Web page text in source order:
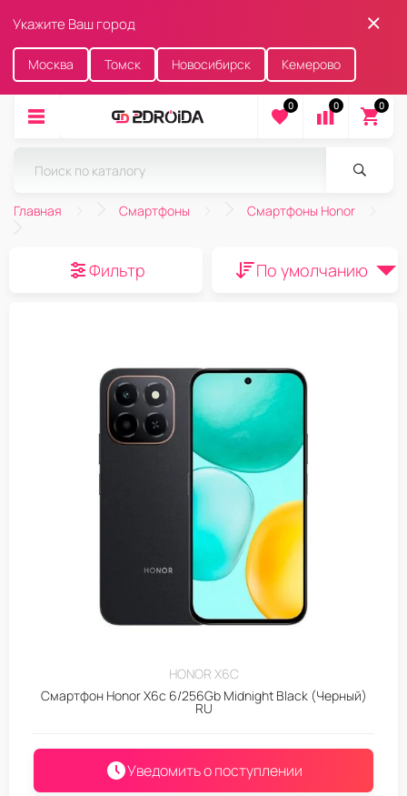
Укажите Ваш город
Москва Томск Новосибирск Кемерово
0 0 0
Главная Смартфоны Смартфоны Honor
Фильтр По умолчанию
HONOR X6C
Смартфон Honor X6c 6/256Gb Midnight Black (Черный)
RU
Уведомить о поступлении